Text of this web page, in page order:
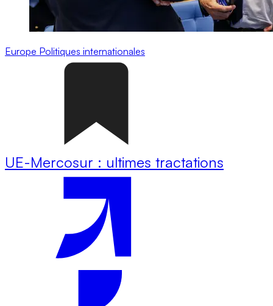
Europe Politiques internationales
UE-Mercosur : ultimes tractations